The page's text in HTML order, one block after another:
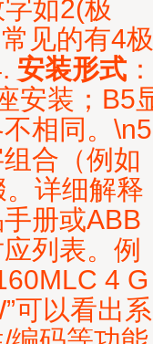
如2(极
见的有4极
安装形式 ：
安装；B5
相同。
组合（例如
详细解释
册或ABB
列表。例
4 G
可以看出系